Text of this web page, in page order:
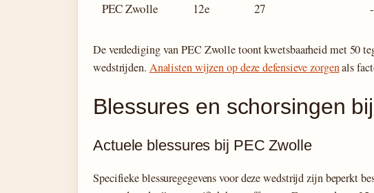
PEC Zwolle
12e 27
De verdediging van PEC Zwolle toont kwetsbaarheid met 50
wedstrijden. Analisten wijzen op deze defensieve zorgenals
Blessures en schorsingen
Actuele blessures bij PEC Zwolle
Specifieke blessuregegevens voor deze wedstrijd zijn beperkt